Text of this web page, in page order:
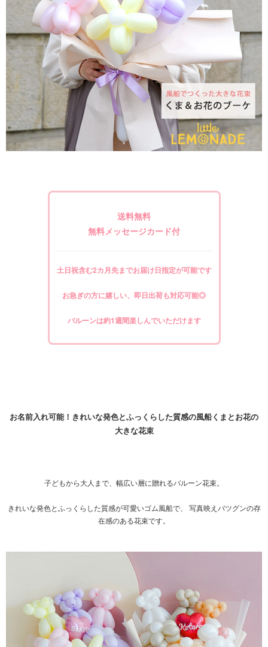
送料無料
無料メッセージカード付
土日祝含む2カ月先までお届け日指定が可能です
お急ぎの方に嬉しい、即日出荷も対応可能◎
バルーンは約1週間楽しんでいただけます
お名前入れ可能！きれいな発色とふっくらした質感の風船くまとお花の
大きな花束
子どもから大人まで、幅広い層に贈れるバルーン花束。
きれいな発色とふっくらした質感が可愛いゴム風船で、 写真映えバツグンの存
在感のある花束です。